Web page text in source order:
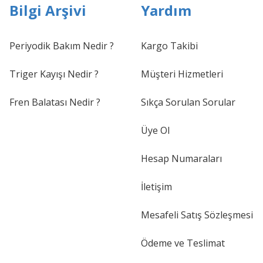
Bilgi Arşivi
Periyodik Bakım Nedir ?
Triger Kayışı Nedir ?
Fren Balatası Nedir ?
Yardım
Kargo Takibi
Müşteri Hizmetleri
Sıkça Sorulan Sorular
Üye Ol
Hesap Numaraları
İletişim
Mesafeli Satış Sözleşmesi
Ödeme ve Teslimat